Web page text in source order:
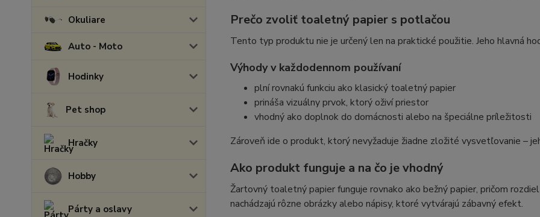
Okuliare
Auto - Moto
Hodinky
Pet shop
Hračky
Hobby
Párty a oslavy
Prečo zvoliť toaletný papier s potlačou
Tento typ produktu nie je určený len na praktické použitie. Jeho hlavná
Výhody v každodennom používaní
plní rovnakú funkciu ako klasický toaletný papier
prináša vizuálny prvok, ktorý oživí priestor
vhodný ako doplnok do domácnosti alebo na špeciálne príležitosti
Zároveň ide o produkt, ktorý nevyžaduje žiadne zložité vysvetľovanie –
Ako produkt funguje a na čo je vhodný
Žartovný toaletný papier funguje rovnako ako bežný papier, pričom
nachádzajú rôzne obrázky alebo nápisy, ktoré vytvárajú zábavný efekt.